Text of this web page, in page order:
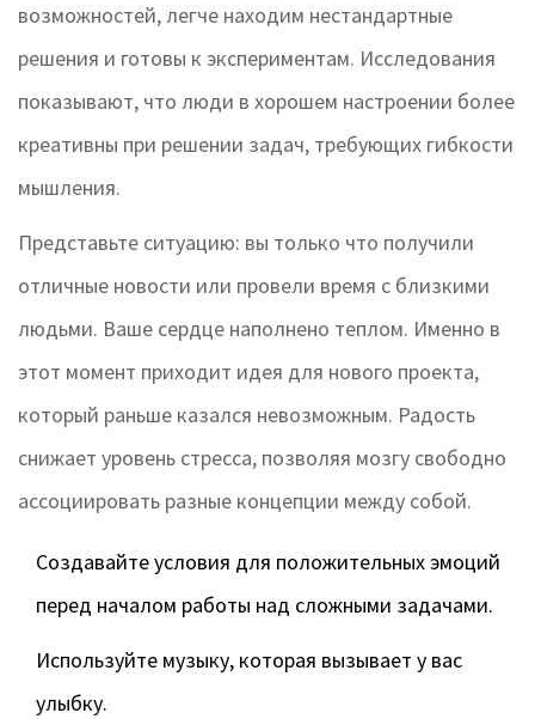
возможностей, легче находим нестандартные
решения и готовы к экспериментам. Исследования
показывают, что люди в хорошем настроении более
креативны при решении задач, требующих гибкости
мышления.
Представьте ситуацию: вы только что получили
отличные новости или провели время с близкими
людьми. Ваше сердце наполнено теплом. Именно в
этот момент приходит идея для нового проекта,
который раньше казался невозможным. Радость
снижает уровень стресса, позволяя мозгу свободно
ассоциировать разные концепции между собой.
Создавайте условия для положительных эмоций
перед началом работы над сложными задачами.
Используйте музыку, которая вызывает у вас
улыбку.